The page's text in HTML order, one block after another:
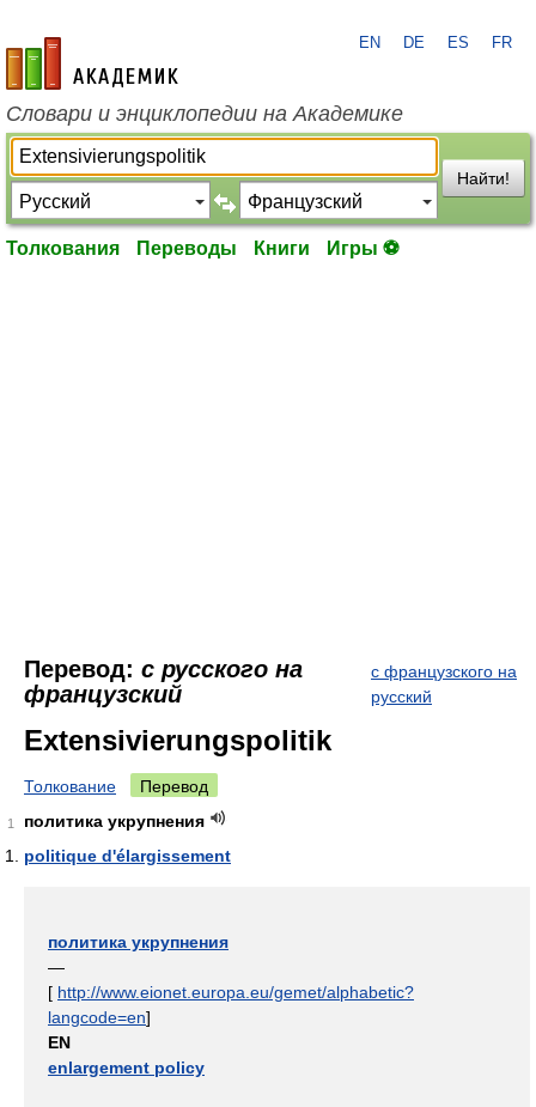
academic.ru
EN DE ES FR
Словари и энциклопедии на Академике
Найти!
Толкования Переводы Книги Игры ⚽
Перевод: с русского на
французский
с французского на
русский
Extensivierungspolitik
Толкование Перевод
1
политика укрупнения
politique d'élargissement
политика укрупнения
—
[ http://www.eionet.europa.eu/gemet/alphabetic?
langcode=en]
EN
enlargement policy